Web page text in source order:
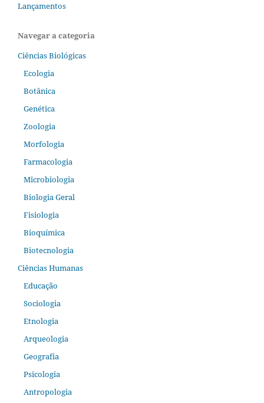
Lançamentos
Navegar a categoria
Ciências Biológicas
Ecologia
Botânica
Genética
Zoologia
Morfologia
Farmacologia
Microbiologia
Biologia Geral
Fisiologia
Bioquímica
Biotecnologia
Ciências Humanas
Educação
Sociologia
Etnologia
Arqueologia
Geografia
Psicologia
Antropologia